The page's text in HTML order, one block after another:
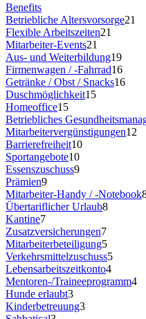
Benefits
Betriebliche Altersvorsorge21
Flexible Arbeitszeiten21
Mitarbeiter-Events21
Aus- und Weiterbildung19
Firmenwagen / -Fahrrad16
Getränke / Obst / Snacks16
Duschmöglichkeit15
Homeoffice15
Betriebliches
Mitarbeitervergünstigungen12
Barrierefreiheit10
Sportangebote10
Essenszuschuss9
Prämien9
Mitarbeiter-Handy / -Notebook
Übertariflicher Urlaub8
Kantine7
Zusatzversicherungen7
Mitarbeiterbeteiligung5
Verkehrsmittelzuschuss5
Lebensarbeitszeitkonto4
Mentoren-/Traineeprogramm4
Hunde erlaubt3
Kinderbetreuung3